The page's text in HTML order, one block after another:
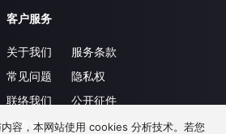
客户服务
关于我们
常见问题
联络我们
升级VIP
服务条款
隐私权
公开征件
合作洽談
容，本网站使用 cookies 分析技术。若您